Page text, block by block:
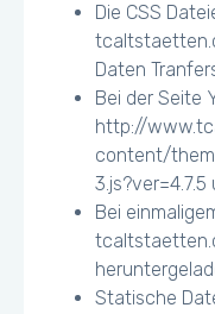
Die CSS
Daten
Bei der Seite
http://
content/
3.js?ver=4.7.5
Bei
Statische